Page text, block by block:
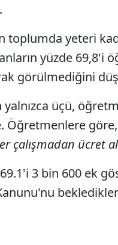
toplumda yeteri
yüzde 69,8'i
görülmediğini
üçü,
göre,
çalışmadan ücret
3 bin 600 ek